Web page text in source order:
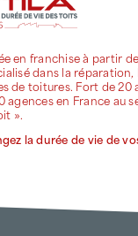
en franchise à partir
dans la
de toitures. Fort de 20
agences en France au
».
la durée de vie de